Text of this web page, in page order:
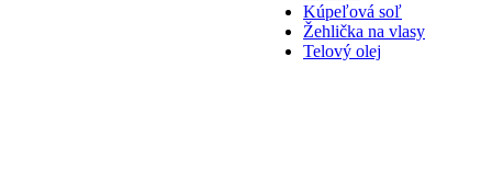
Kúpeľová soľ
Žehlička na vlasy
Telový olej